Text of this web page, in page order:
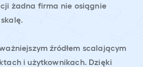
żadna firma nie osiągnie
źródłem scalającym
i użytkownikach. Dzięki